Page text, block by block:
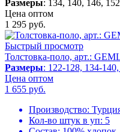
Размеры: 134, 140, 146,
Цена оптом
1 295 руб.
Быстрый просмотр
Толстовка-поло, арт.:
Размеры: 122-128, 134-
Цена оптом
1 655 руб.
Производство:
Кол-во штук в уп: 5